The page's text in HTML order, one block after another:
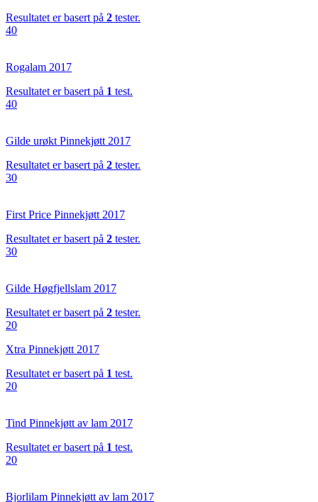
Resultatet er basert på 2 tester.
40
Rogalam 2017
Resultatet er basert på 1 test.
40
Gilde urøkt Pinnekjøtt 2017
Resultatet er basert på 2 tester.
30
First Price Pinnekjøtt 2017
Resultatet er basert på 2 tester.
30
Gilde Høgfjellslam 2017
Resultatet er basert på 2 tester.
20
Xtra Pinnekjøtt 2017
Resultatet er basert på 1 test.
20
Tind Pinnekjøtt av lam 2017
Resultatet er basert på 1 test.
20
Bjorlilam Pinnekjøtt av lam 2017